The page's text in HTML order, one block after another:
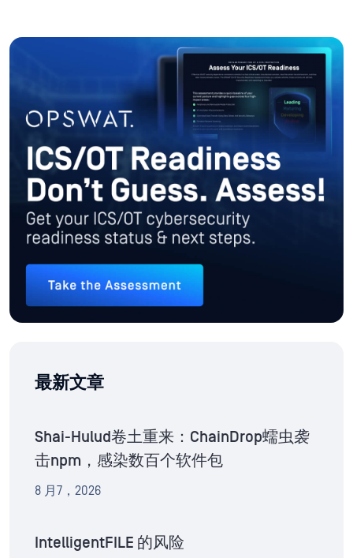
最新文章
Shai-Hulud卷土重来：ChainDrop蠕虫袭
击npm，感染数百个软件包
8 月7，2026
IntelligentFILE 的风险